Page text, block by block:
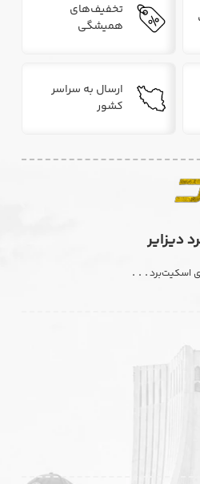
تخفیف‌های
همیشگی
ارسال به سراسر
کشور
دیزایر
اسکیت‌برد. . .